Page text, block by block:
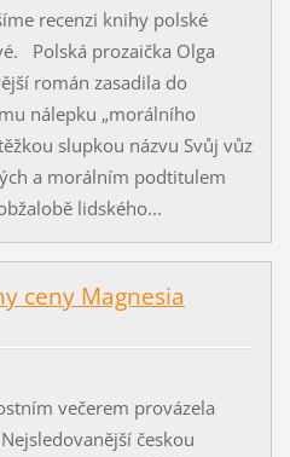
recenzi knihy polské
Polská prozaička Olga
román zasadila do
nálepku „morálního
slupkou názvu Svůj vůz
a morálním podtitulem
lidského...
ceny Magnesia
večerem provázela
českou